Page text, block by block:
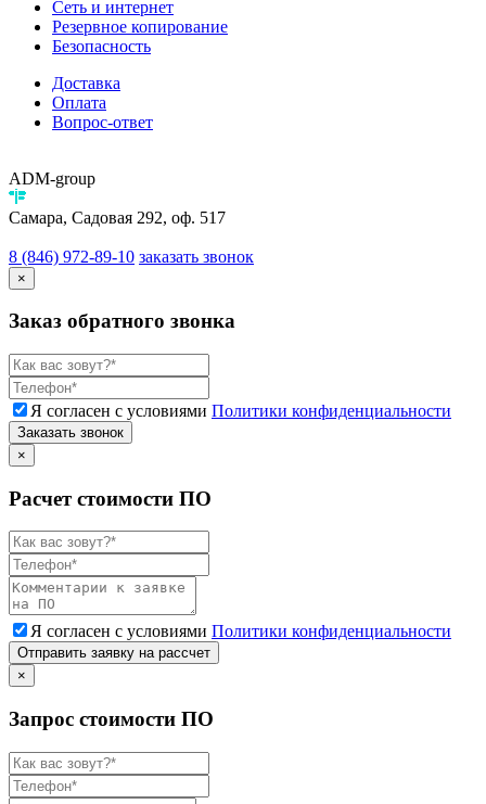
Сеть и интернет
Резервное копирование
Безопасность
Доставка
Оплата
Вопрос-ответ
ADM-group
Самара, Садовая 292, оф. 517
8 (846) 972-89-10 заказать звонок
×
Заказ обратного звонка
Я согласен с условиями Политики конфиденциальности
Заказать звонок
×
Расчет стоимости ПО
Я согласен с условиями Политики конфиденциальности
Отправить заявку на рассчет
×
Запрос стоимости ПО